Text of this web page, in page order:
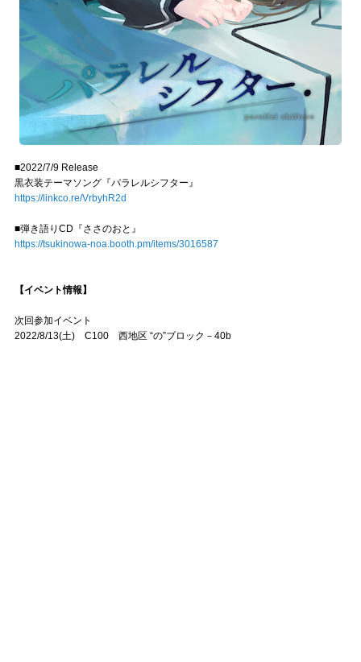
■2022/7/9 Release
黒衣装テーマソング『パラレルシフター』
https://linkco.re/VrbyhR2d
■弾き語りCD『ささのおと』
https://tsukinowa-noa.booth.pm/items/3016587
【イベント情報】
次回参加イベント
2022/8/13(土) C100 西地区 “の”ブロック－40b